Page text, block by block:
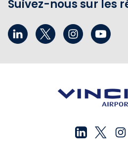
Suivez-nous sur les